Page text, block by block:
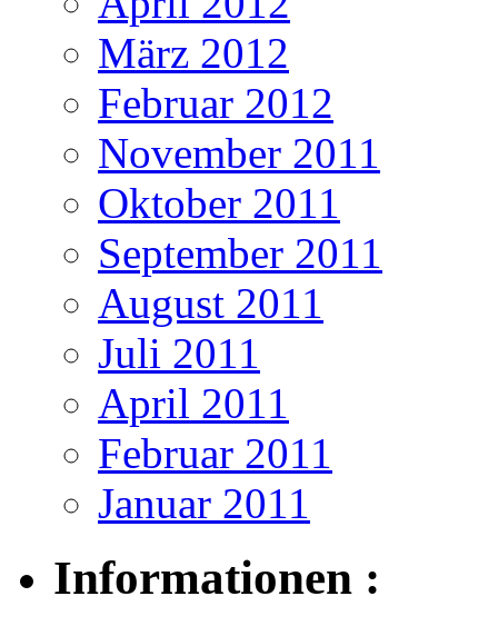
März 2012
Februar 2012
November 2011
Oktober 2011
September 2011
August 2011
Juli 2011
April 2011
Februar 2011
Januar 2011
Informationen :